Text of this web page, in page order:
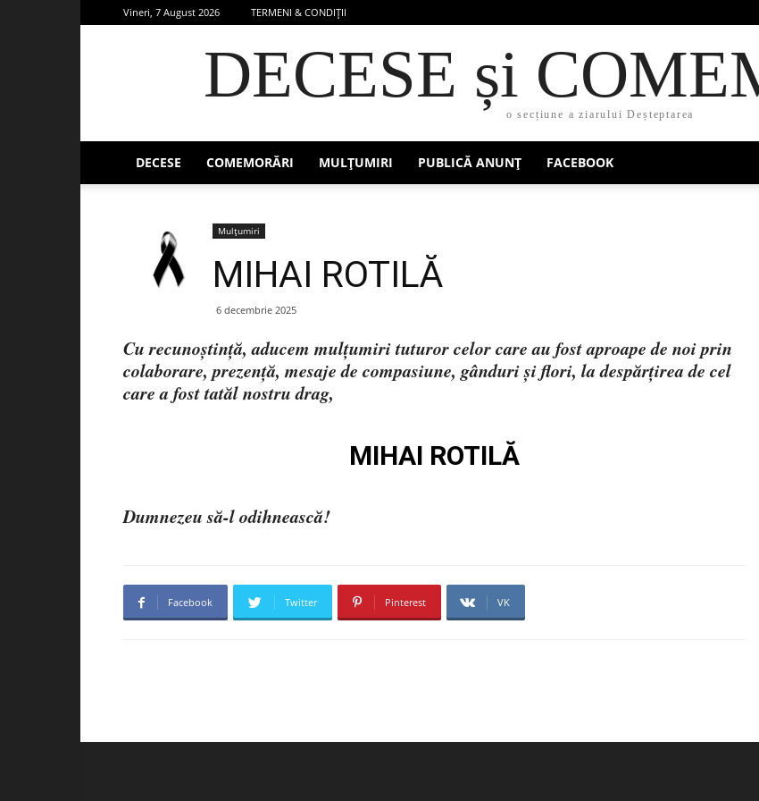
Vineri, 7 August 2026 TERMENI & CONDIȚII
DECESE și
o secțiune a ziarului Deșteptarea
DECESE COMEMORĂRI MULȚUMIRI PUBLICĂ ANUNȚ FACEBOOK
Mulțumiri
MIHAI ROTILĂ
6 decembrie 2025
Cu recunoştință, aducem mulțumiri tuturor celor care au fost aproape de noi prin
colaborare, prezență, mesaje de compasiune, gânduri și flori, la despărțirea de cel
care a fost tatăl nostru drag,
MIHAI ROTILĂ
Dumnezeu să-l odihnească!
Facebook Twitter Pinterest VK